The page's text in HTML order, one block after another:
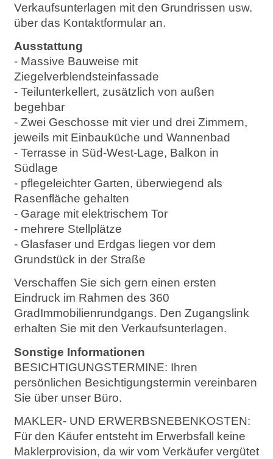
Verkaufsunterlagen mit den Grundrissen usw.
über das Kontaktformular an.
Ausstattung
- Massive Bauweise mit
Ziegelverblendsteinfassade
- Teilunterkellert, zusätzlich von außen
begehbar
- Zwei Geschosse mit vier und drei Zimmern,
jeweils mit Einbauküche und Wannenbad
- Terrasse in Süd-West-Lage, Balkon in
Südlage
- pflegeleichter Garten, überwiegend als
Rasenfläche gehalten
- Garage mit elektrischem Tor
- mehrere Stellplätze
- Glasfaser und Erdgas liegen vor dem
Grundstück in der Straße
Verschaffen Sie sich gern einen ersten
Eindruck im Rahmen des 360
GradImmobilienrundgangs. Den Zugangslink
erhalten Sie mit den Verkaufsunterlagen.
Sonstige Informationen
BESICHTIGUNGSTERMINE: Ihren
persönlichen Besichtigungstermin vereinbaren
Sie über unser Büro.
MAKLER- UND ERWERBSNEBENKOSTEN:
Für den Käufer entsteht im Erwerbsfall keine
Maklerprovision, da wir vom Verkäufer vergütet